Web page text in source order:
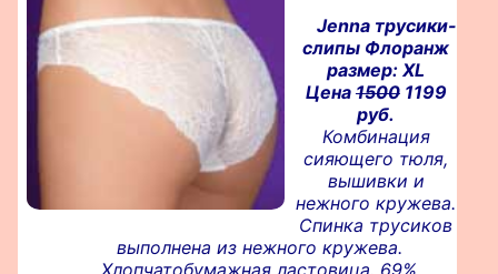
Jenna трусики-
слипы Флоранж
размер: XL
Цена 15001199
руб.
Комбинация
сияющего тюля,
вышивки и
нежного кружева.
Спинка трусиков
выполнена из нежного кружева.
Хлопчатобумажная ластовица. 69%